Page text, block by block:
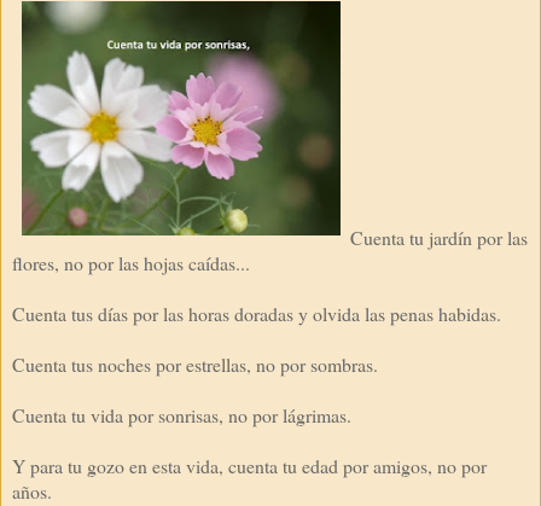
Cuenta tu jardín por las
flores, no por las hojas caídas...
Cuenta tus días por las horas doradas y olvida las penas habidas.
Cuenta tus noches por estrellas, no por sombras.
Cuenta tu vida por sonrisas, no por lágrimas.
Y para tu gozo en esta vida, cuenta tu edad por amigos, no por
años.